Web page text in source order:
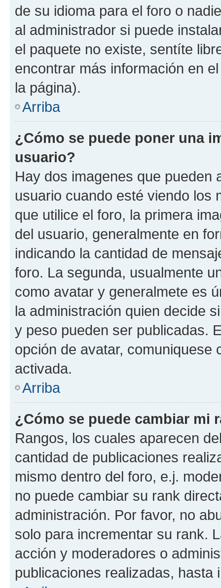
de su idioma para el foro o
al administrador si puede
el paquete no existe, sentíte
encontrar más información en
la página).
Arriba
¿Cómo se puede poner una
usuario?
Hay dos imagenes que pueden
usuario cuando esté viendo los
que utilice el foro, la primera
del usuario, generalmente en
indicando la cantidad de
foro. La segunda, usualmente
como avatar y generalmete es
la administración quien decide
y peso pueden ser publicadas.
opción de avatar, comuniquese
activada.
Arriba
¿Cómo se puede cambiar mi
Rangos, los cuales aparecen
cantidad de publicaciones
mismo dentro del foro, e.j.
no puede cambiar su rank
administración. Por favor, no
solo para incrementar su rank.
acción y moderadores o
publicaciones realizadas, hasta